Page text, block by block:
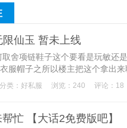
仙玉 暂未上线
舍项链鞋子这个要看是玩敏还
服帽子之所以楼主把这个拿出来
分类： 好私服 浏览：240 评论：18
忙 【大话2免费版吧】